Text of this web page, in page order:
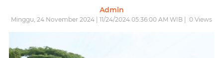
Admin
Minggu, 24 November 2024 | 11/24/2024 05:36:00 AM WIB | 0 Views